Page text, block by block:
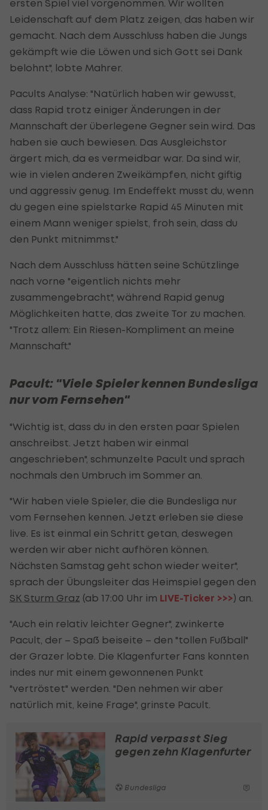
ersten Spiel viel vorgenommen. Wir wollten
Leidenschaft auf dem Platz zeigen, das haben wir
gemacht. Nach dem Ausschluss haben die Jungs
gekämpft wie die Löwen und sich Gott sei Dank
belohnt", lobte Mahrer.
Pacults Analyse: "Natürlich haben wir gewusst,
dass Rapid trotz einiger Änderungen in der
Mannschaft der überlegene Gegner sein wird. Das
haben sie auch bewiesen. Das Ausgleichstor
ärgert mich, da es vermeidbar war. Da sind wir,
wie in vielen anderen Zweikämpfen, nicht giftig
und aggressiv genug. Im Endeffekt musst du, wenn
du gegen eine spielstarke Rapid 45 Minuten mit
einem Mann weniger spielst, froh sein, dass du
den Punkt mitnimmst."
Nach dem Ausschluss hätten seine Schützlinge
nach vorne "eigentlich nichts mehr
zusammengebracht", während Rapid genug
Möglichkeiten hatte, das zweite Tor zu machen.
"Trotz allem: Ein Riesen-Kompliment an meine
Mannschaft."
Pacult: "Viele Spieler kennen Bundesliga
nur vom Fernsehen"
"Wichtig ist, dass du in den ersten paar Spielen
anschreibst. Jetzt haben wir einmal
angeschrieben", schmunzelte Pacult und sprach
nochmals den Umbruch im Sommer an.
"Wir haben viele Spieler, die die Bundesliga nur
vom Fernsehen kennen. Jetzt erleben sie diese
live. Es ist einmal ein Schritt getan, deswegen
werden wir aber nicht aufhören können.
Nächsten Samstag geht schon wieder weiter",
sprach der Übungsleiter das Heimspiel gegen den
SK Sturm Graz (ab 17:00 Uhr im LIVE-Ticker >>>) an.
"Auch ein relativ leichter Gegner", zwinkerte
Pacult, der – Spaß beiseite – den "tollen Fußball"
der Grazer lobte. Die Klagenfurter Fans konnten
indes nur mit einem gewonnenen Punkt
"vertröstet" werden. "Den nehmen wir aber
natürlich mit, keine Frage", grinste Pacult.
Rapid verpasst Sieg
gegen zehn Klagenfurter
Bundesliga